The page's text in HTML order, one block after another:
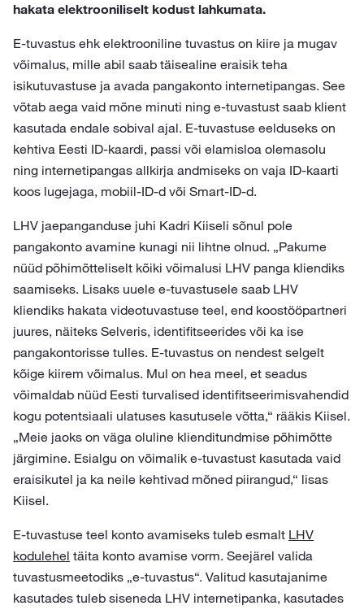
hakata elektrooniliselt kodust lahkumata.
E-tuvastus ehk elektrooniline tuvastus on kiire ja mugav
võimalus, mille abil saab täisealine eraisik teha
isikutuvastuse ja avada pangakonto internetipangas. See
võtab aega vaid mõne minuti ning e-tuvastust saab klient
kasutada endale sobival ajal. E-tuvastuse eelduseks on
kehtiva Eesti ID-kaardi, passi või elamisloa olemasolu
ning internetipangas allkirja andmiseks on vaja ID-kaarti
koos lugejaga, mobiil-ID-d või Smart-ID-d.
LHV jaepanganduse juhi Kadri Kiiseli sõnul pole
pangakonto avamine kunagi nii lihtne olnud. „Pakume
nüüd põhimõtteliselt kõiki võimalusi LHV panga kliendiks
saamiseks. Lisaks uuele e-tuvastusele saab LHV
kliendiks hakata videotuvastuse teel, end koostööpartneri
juures, näiteks Selveris, identifitseerides või ka ise
pangakontorisse tulles. E-tuvastus on nendest selgelt
kõige kiirem võimalus. Mul on hea meel, et seadus
võimaldab nüüd Eesti turvalised identifitseerimisvahendid
kogu potentsiaali ulatuses kasutusele võtta,“ rääkis Kiisel.
„Meie jaoks on väga oluline klienditundmise põhimõtte
järgimine. Esialgu on võimalik e-tuvastust kasutada vaid
eraisikutel ja ka neile kehtivad mõned piirangud,“ lisas
Kiisel.
E-tuvastuse teel konto avamiseks tuleb esmalt LHV
kodulehel täita konto avamise vorm. Seejärel valida
tuvastusmeetodiks „e-tuvastus“. Valitud kasutajanime
kasutades tuleb siseneda LHV internetipanka, kasutades